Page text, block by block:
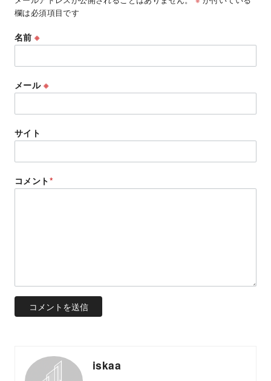
欄は必須項目です
名前※
メール ※
サイト
コメント*
iskaa